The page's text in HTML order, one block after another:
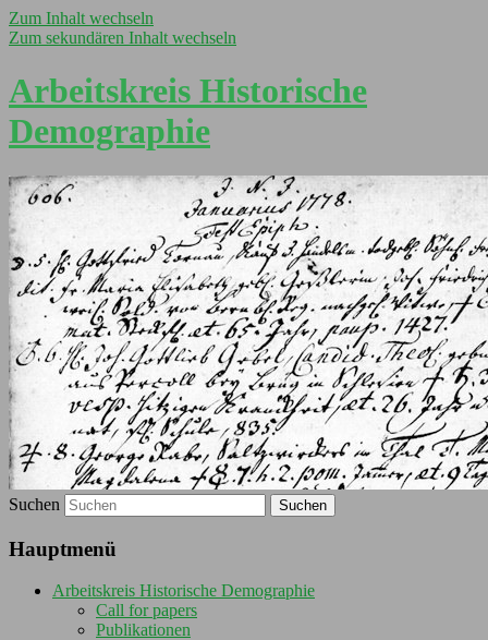
Zum Inhalt wechseln
Zum sekundären Inhalt wechseln
Arbeitskreis Historische
Demographie
Suchen
Hauptmenü
Arbeitskreis Historische Demographie
Call for papers
Publikationen